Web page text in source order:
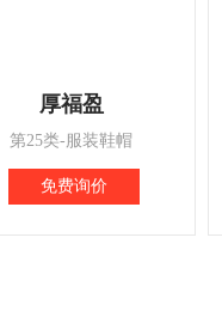
厚福盈
第25类-服装鞋帽
免费询价